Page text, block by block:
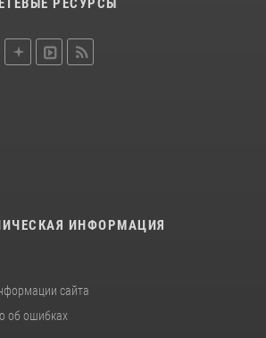
РЕСУРСЫ
ИНФОРМАЦИЯ
сайта
об ошибках